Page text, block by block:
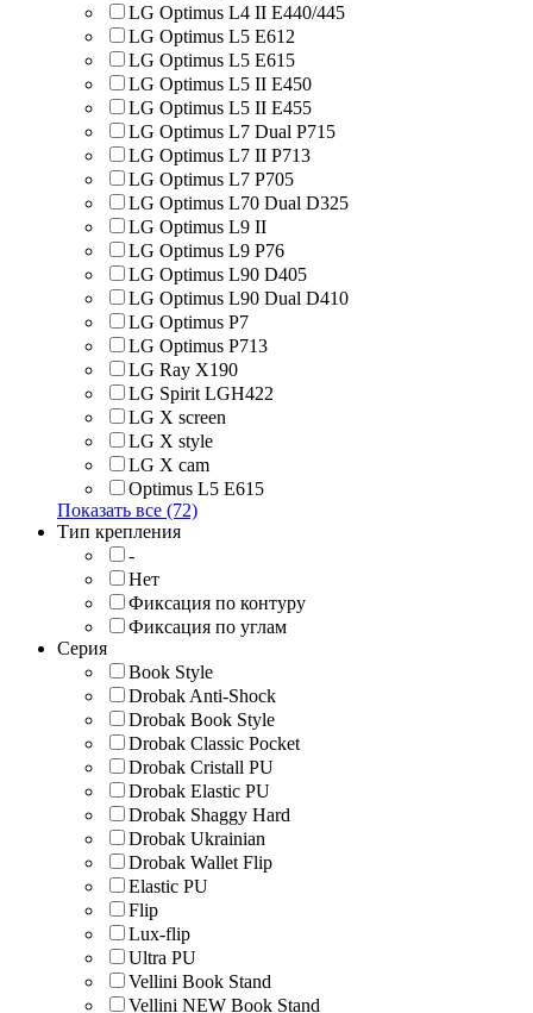
LG Optimus L4 II E440/445
LG Optimus L5 E612
LG Optimus L5 E615
LG Optimus L5 II E450
LG Optimus L5 II E455
LG Optimus L7 Dual P715
LG Optimus L7 II P713
LG Optimus L7 P705
LG Optimus L70 Dual D325
LG Optimus L9 II
LG Optimus L9 P76
LG Optimus L90 D405
LG Optimus L90 Dual D410
LG Optimus P7
LG Optimus P713
LG Ray X190
LG Spirit LGH422
LG X screen
LG X style
LG Х cam
Optimus L5 E615
Показать все (72)
Тип крепления
-
Нет
Фиксация по контуру
Фиксация по углам
Серия
Book Style
Drobak Anti-Shock
Drobak Book Style
Drobak Classic Pocket
Drobak Cristall PU
Drobak Elastic PU
Drobak Shaggy Hard
Drobak Ukrainian
Drobak Wallet Flip
Elastic PU
Flip
Lux-flip
Ultra PU
Vellini Book Stand
Vellini NEW Book Stand